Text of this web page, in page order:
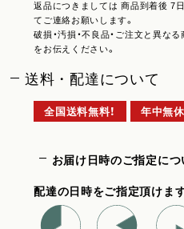
返品につきましては 商品到着後 7
てご連絡お願いします。
破損・汚損・不良品・ご注文と異な
をお伝えください。
送料・配達について
全国送料無料！ 年中無
お届け日時のご指定につ
配達の日時をご指定頂けます